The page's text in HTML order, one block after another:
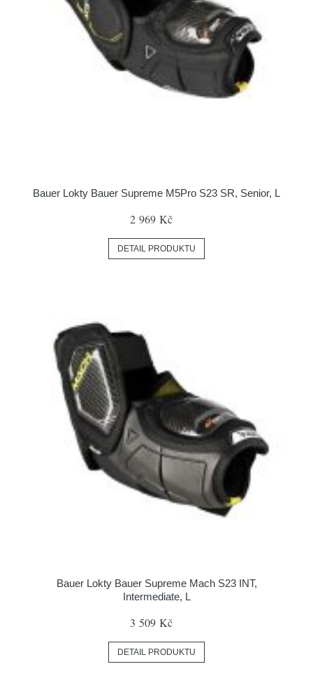
Bauer Lokty Bauer Supreme M5Pro S23 SR, Senior, L
2 969 Kč
DETAIL PRODUKTU
Bauer Lokty Bauer Supreme Mach S23 INT,
Intermediate, L
3 509 Kč
DETAIL PRODUKTU